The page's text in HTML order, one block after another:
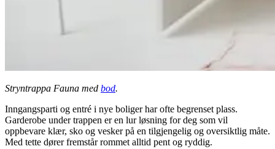
Stryntrappa Fauna med bod.
Inngangsparti og entré i nye boliger har ofte begrenset plass.
Garderobe under trappen er en lur løsning for deg som vil
oppbevare klær, sko og vesker på en tilgjengelig og oversiktlig måte.
Med tette dører fremstår rommet alltid pent og ryddig.